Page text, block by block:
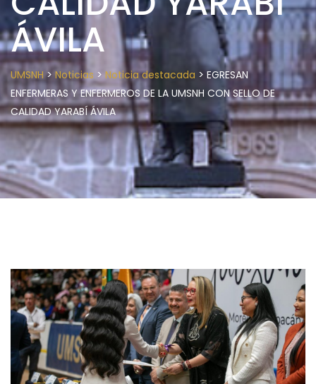
ÁVILA
UMSNH> Noticias > Noticia destacada > EGRESAN
ENFERMERAS Y ENFERMEROS DE LA UMSNH CON SELLO DE
CALIDAD YARABÍ ÁVILA